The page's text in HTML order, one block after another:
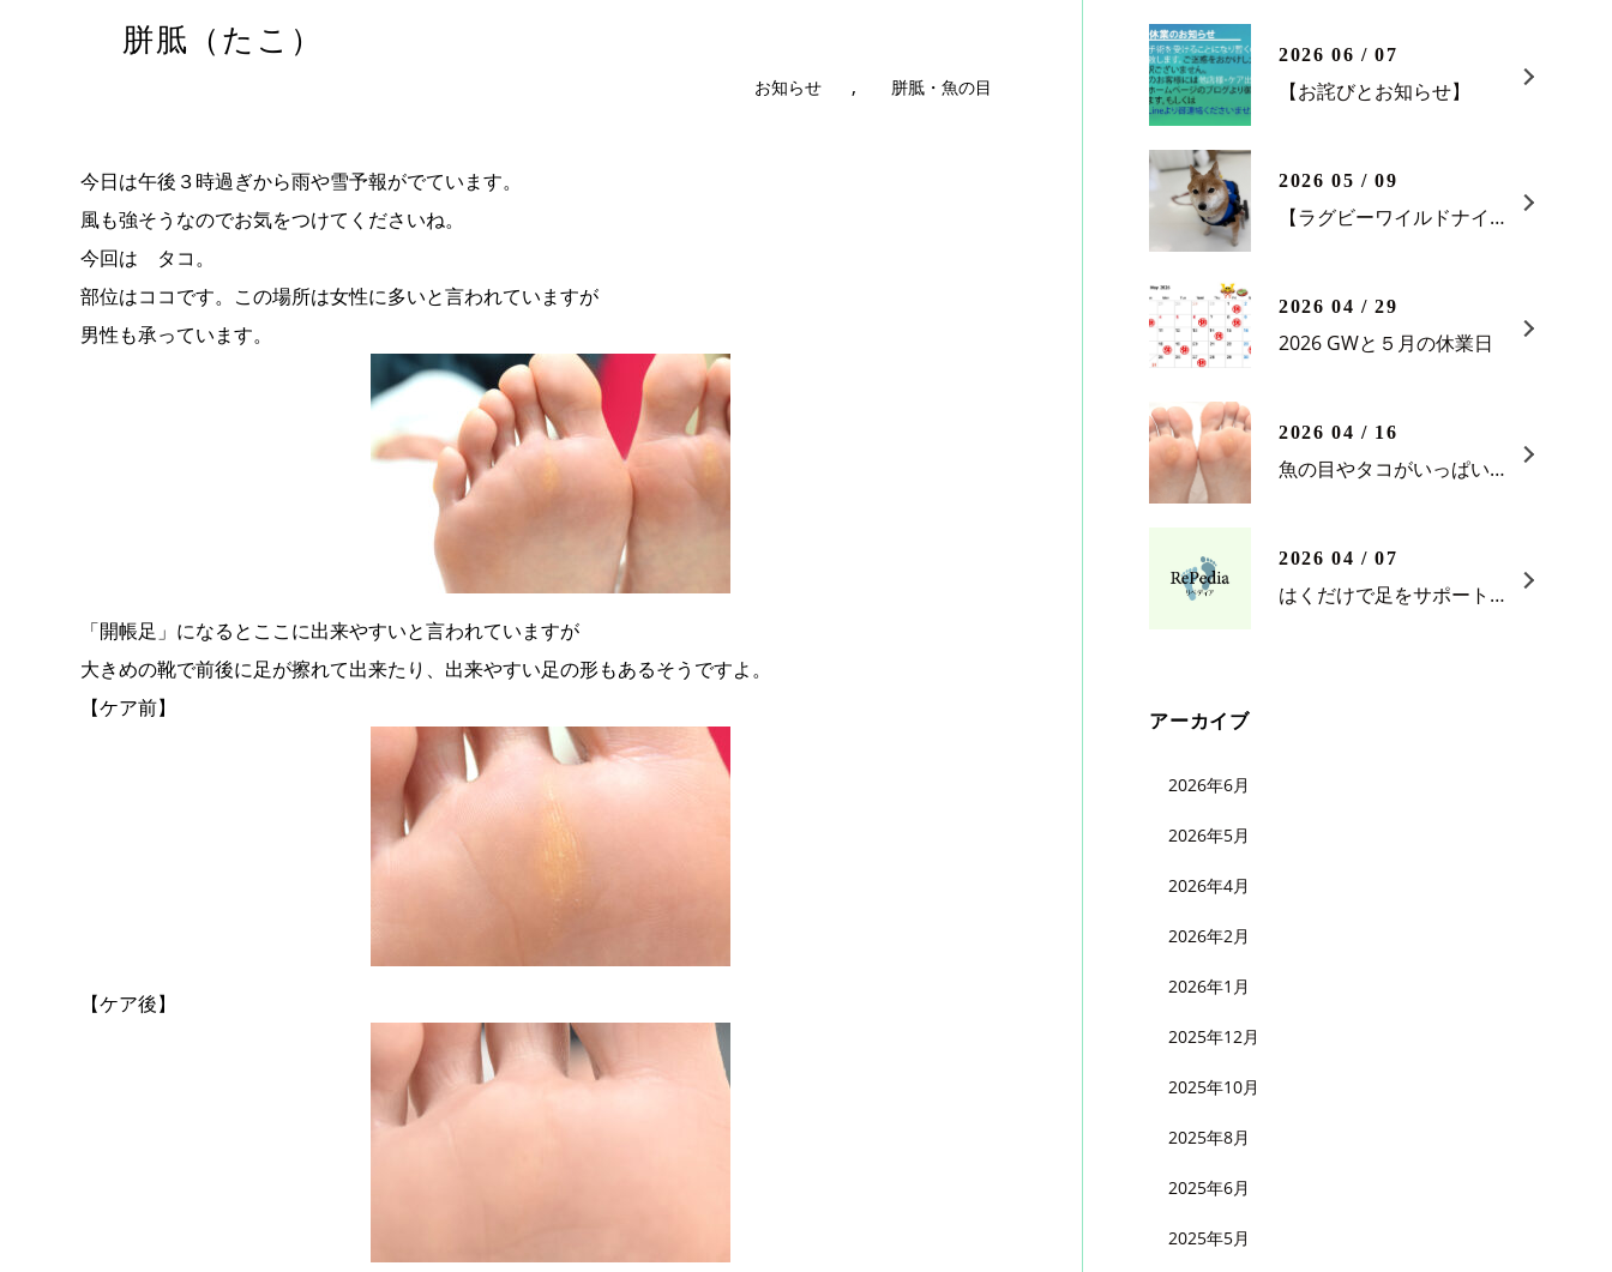
胼胝（たこ）
お知らせ , 胼胝・魚の目
今日は午後３時過ぎから雨や雪予報がでています。
風も強そうなのでお気をつけてくださいね。
今回は タコ。
部位はココです。この場所は女性に多いと言われていますが
男性も承っています。
「開帳足」になるとここに出来やすいと言われていますが
大きめの靴で前後に足が擦れて出来たり、出来やすい足の形もあるそうですよ。
【ケア前】
【ケア後】
2026 06 / 07
【お詫びとお知らせ】
2026 05 / 09
【ラグビーワイルドナイツ ホストゲーム最終戦】
2026 04 / 29
2026 GWと５月の休業日
2026 04 / 16
魚の目やタコがいっぱいある？
2026 04 / 07
はくだけで足をサポートインソール靴下。ビジネスマン必見！
アーカイブ
2026年6月
2026年5月
2026年4月
2026年2月
2026年1月
2025年12月
2025年10月
2025年8月
2025年6月
2025年5月